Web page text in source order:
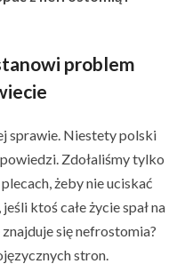
problem
sprawie. Niestety polski
Zdołaliśmy tylko
żeby nie uciskać
ktoś całe życie spał na
się nefrostomia?
stron.